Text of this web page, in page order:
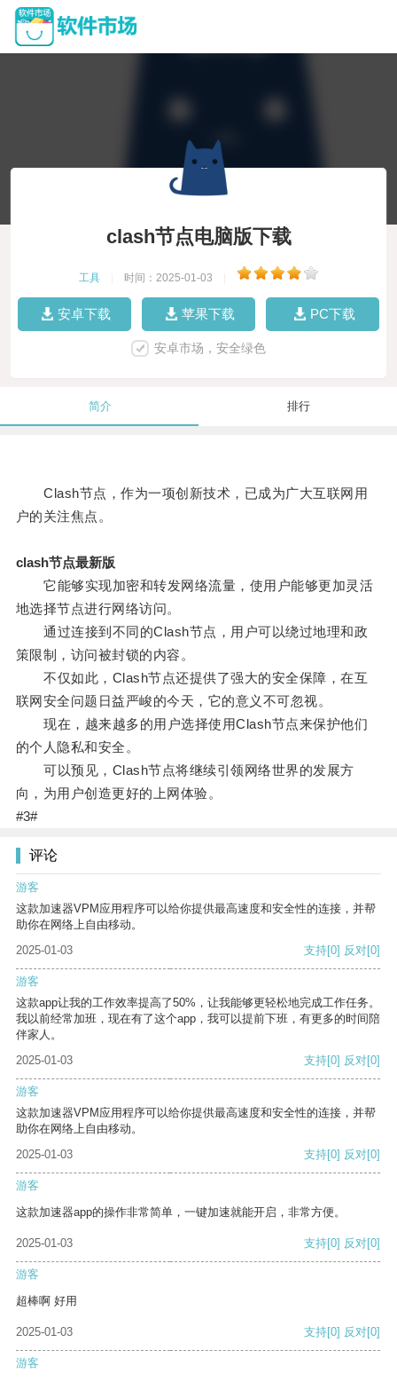
clash节点电脑版下载
工具 时间：2025-01-03
安卓下载 苹果下载 PC下载
安卓市场，安全绿色
简介 排行
Clash节点，作为一项创新技术，已成为广大互联网用
户的关注焦点。
clash节点最新版
它能够实现加密和转发网络流量，使用户能够更加灵活
地选择节点进行网络访问。
通过连接到不同的Clash节点，用户可以绕过地理和政
策限制，访问被封锁的内容。
不仅如此，Clash节点还提供了强大的安全保障，在互
联网安全问题日益严峻的今天，它的意义不可忽视。
现在，越来越多的用户选择使用Clash节点来保护他们
的个人隐私和安全。
可以预见，Clash节点将继续引领网络世界的发展方
向，为用户创造更好的上网体验。
#3#
评论
游客
这款加速器VPM应用程序可以给你提供最高速度和安全性的连接，并帮
助你在网络上自由移动。
2025-01-03
支持[0] 反对[0]
游客
这款app让我的工作效率提高了50%，让我能够更轻松地完成工作任务。
我以前经常加班，现在有了这个app，我可以提前下班，有更多的时间陪
伴家人。
2025-01-03
支持[0] 反对[0]
游客
这款加速器VPM应用程序可以给你提供最高速度和安全性的连接，并帮
助你在网络上自由移动。
2025-01-03
支持[0] 反对[0]
游客
这款加速器app的操作非常简单，一键加速就能开启，非常方便。
2025-01-03 支持[0] 反对[0]
游客
超棒啊 好用
2025-01-03 支持[0] 反对[0]
游客